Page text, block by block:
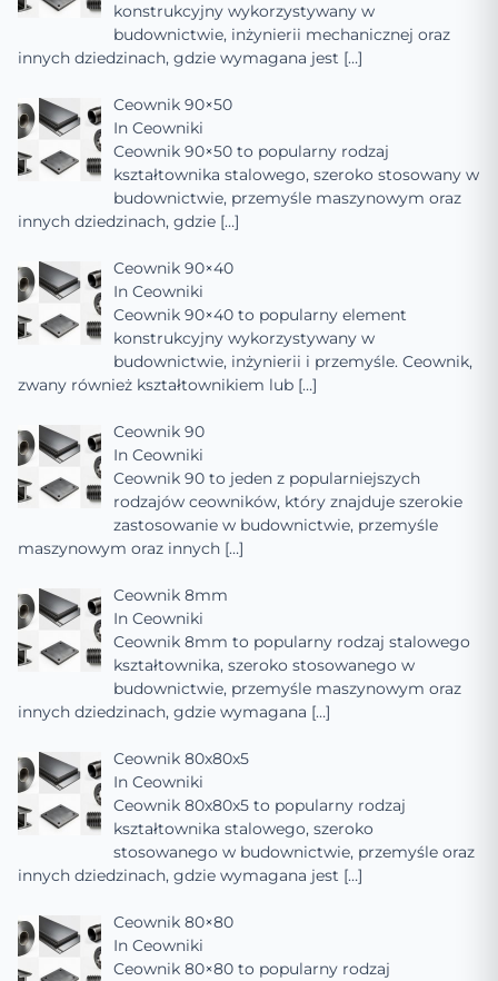
konstrukcyjny wykorzystywany w
budownictwie, inżynierii mechanicznej oraz
innych dziedzinach, gdzie wymagana jest […]
Ceownik 90×50
In Ceowniki
Ceownik 90×50 to popularny rodzaj
kształtownika stalowego, szeroko stosowany w
budownictwie, przemyśle maszynowym oraz
innych dziedzinach, gdzie […]
Ceownik 90×40
In Ceowniki
Ceownik 90×40 to popularny element
konstrukcyjny wykorzystywany w
budownictwie, inżynierii i przemyśle. Ceownik,
zwany również kształtownikiem lub […]
Ceownik 90
In Ceowniki
Ceownik 90 to jeden z popularniejszych
rodzajów ceowników, który znajduje szerokie
zastosowanie w budownictwie, przemyśle
maszynowym oraz innych […]
Ceownik 8mm
In Ceowniki
Ceownik 8mm to popularny rodzaj stalowego
kształtownika, szeroko stosowanego w
budownictwie, przemyśle maszynowym oraz
innych dziedzinach, gdzie wymagana […]
Ceownik 80x80x5
In Ceowniki
Ceownik 80x80x5 to popularny rodzaj
kształtownika stalowego, szeroko
stosowanego w budownictwie, przemyśle oraz
innych dziedzinach, gdzie wymagana jest […]
Ceownik 80×80
In Ceowniki
Ceownik 80×80 to popularny rodzaj